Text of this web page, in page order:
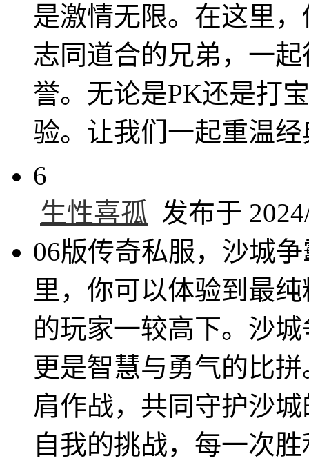
是激情无限。在这里
志同道合的兄弟，一
誉。无论是PK还是打
验。让我们一起重温
6
生性喜孤 发布于
06版传奇私服，沙城
里，你可以体验到最
的玩家一较高下。沙
更是智慧与勇气的比
肩作战，共同守护沙
自我的挑战，每一次